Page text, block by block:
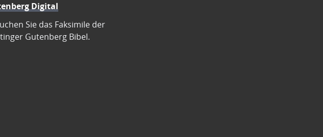
Digital
Sie das Faksimile der
Gutenberg Bibel.